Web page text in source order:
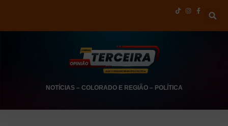
NOTÍCIAS– COLORADO E REGIÃO– POLÍTICA